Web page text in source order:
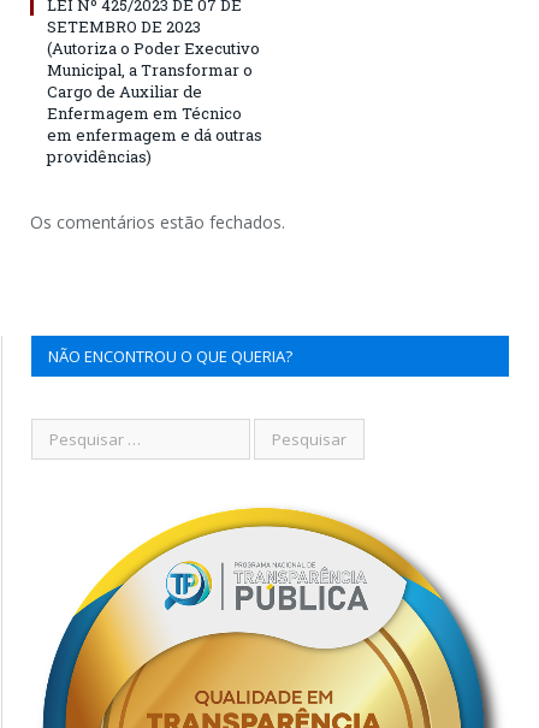
LEI Nº 425/2023 DE 07 DE
SETEMBRO DE 2023
(Autoriza o Poder Executivo
Municipal, a Transformar o
Cargo de Auxiliar de
Enfermagem em Técnico
em enfermagem e dá outras
providências)
Os comentários estão fechados.
NÃO ENCONTROU O QUE QUERIA?